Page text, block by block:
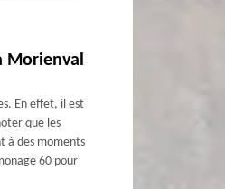
Morienval
En effet, il est
que les
à des moments
60 pour